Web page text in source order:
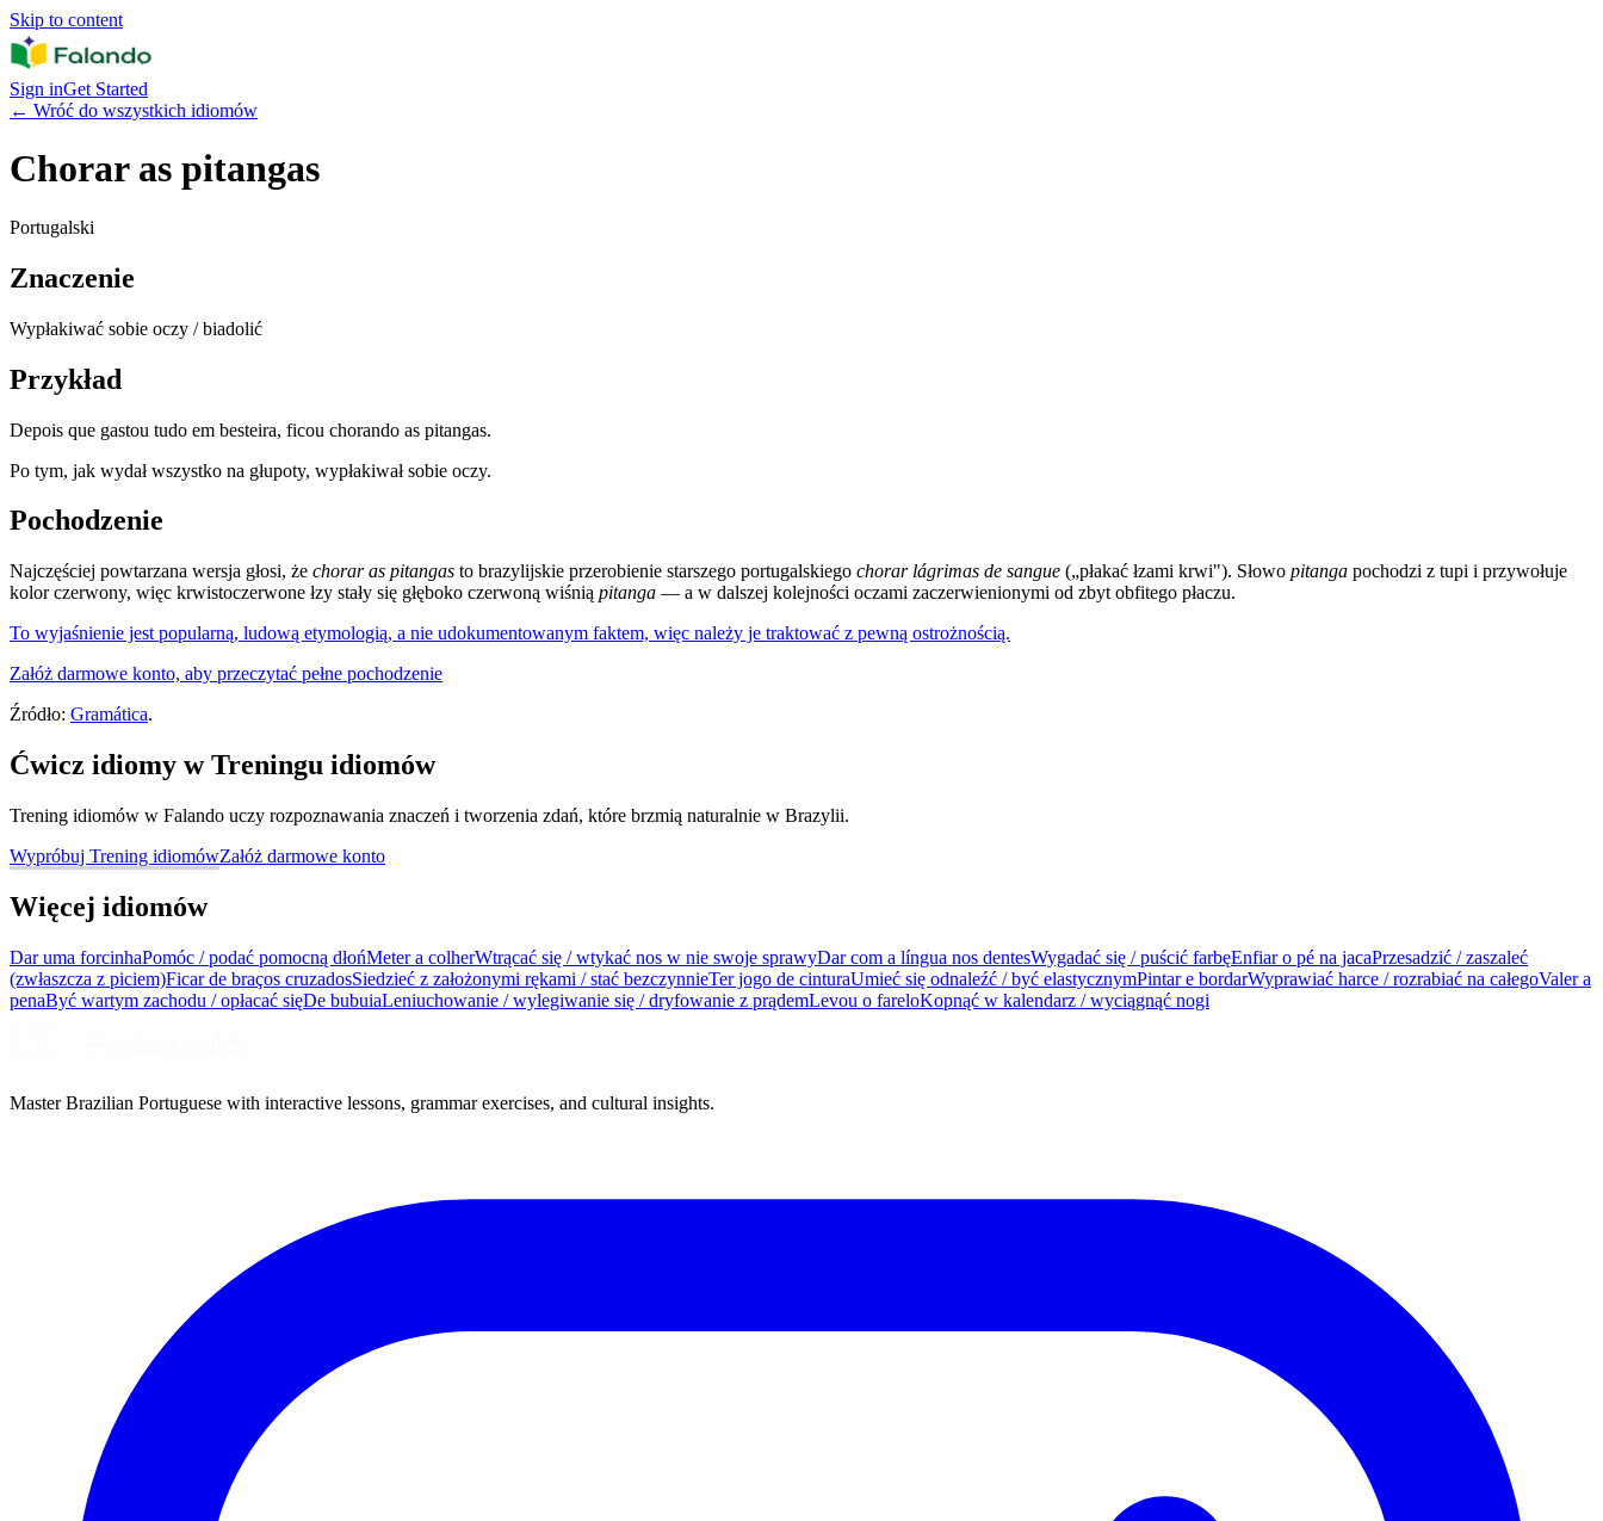
Skip to content
Sign inGet Started
← Wróć do wszystkich idiomów
Chorar as pitangas
Portugalski
Znaczenie
Wypłakiwać sobie oczy / biadolić
Przykład
Depois que gastou tudo em besteira, ficou chorando as pitangas.
Po tym, jak wydał wszystko na głupoty, wypłakiwał sobie oczy.
Pochodzenie
Najczęściej powtarzana wersja głosi, że chorar as pitangas to brazylijskie przerobienie starszego portugalskiego chorar lágrimas de sangue („płakać łzami krwi"). Słowo pitanga pochodzi z tupi i przywołuje
kolor czerwony, więc krwistoczerwone łzy stały się głęboko czerwoną wiśnią pitanga — a w dalszej kolejności oczami zaczerwienionymi od zbyt obfitego płaczu.
To wyjaśnienie jest popularną, ludową etymologią, a nie udokumentowanym faktem, więc należy je traktować z pewną ostrożnością.
Załóż darmowe konto, aby przeczytać pełne pochodzenie
Źródło: Gramática.
Ćwicz idiomy w Treningu idiomów
Trening idiomów w Falando uczy rozpoznawania znaczeń i tworzenia zdań, które brzmią naturalnie w Brazylii.
Wypróbuj Trening idiomówZałóż darmowe konto
Więcej idiomów
Dar uma forcinhaPomóc / podać pomocną dłońMeter a colherWtrącać się / wtykać nos w nie swoje sprawyDar com a língua nos dentesWygadać się / puścić farbęEnfiar o pé na jacaPrzesadzić / zaszaleć
(zwłaszcza z piciem)Ficar de braços cruzadosSiedzieć z założonymi rękami / stać bezczynnieTer jogo de cinturaUmieć się odnaleźć / być elastycznymPintar e bordarWyprawiać harce / rozrabiać na całegoValer a
penaByć wartym zachodu / opłacać sięDe bubuiaLeniuchowanie / wylegiwanie się / dryfowanie z prądemLevou o fareloKopnąć w kalendarz / wyciągnąć nogi
Master Brazilian Portuguese with interactive lessons, grammar exercises, and cultural insights.